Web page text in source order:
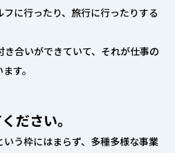
に行ったり、旅行に行ったりする
合いができていて、それが仕事の
す。
ださい。
う枠にはまらず、多種多様な事業